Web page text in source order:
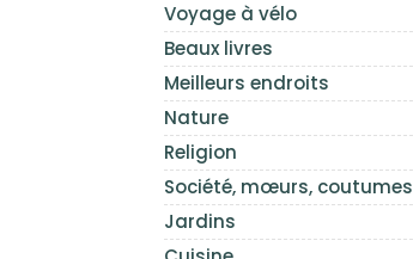
Voyage à vélo
Beaux livres
Meilleurs endroits
Nature
Religion
Société, mœurs, coutumes
Jardins